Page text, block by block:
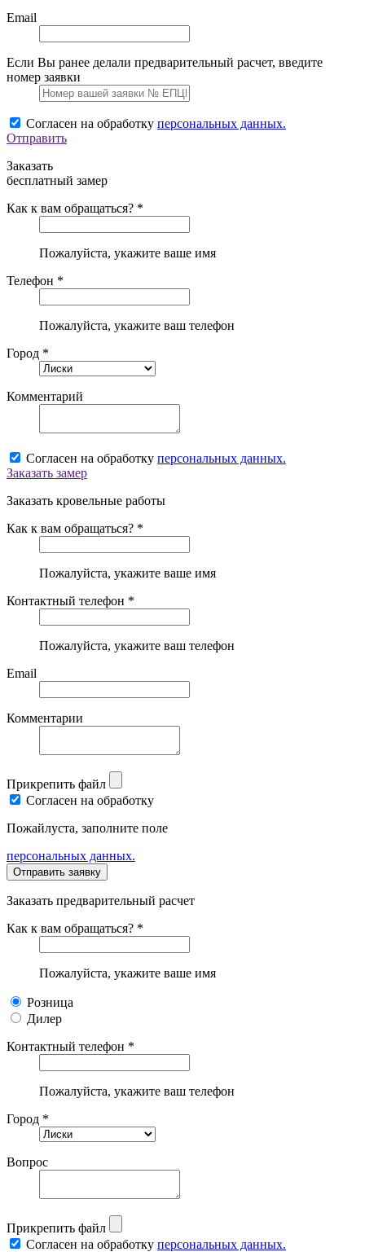
Email
Если Вы ранее делали предварительный расчет, введите
номер заявки
Согласен на обработку персональных данных.
Отправить
Заказать
бесплатный замер
Как к вам обращаться? *
Пожалуйста, укажите ваше имя
Телефон *
Пожалуйста, укажите ваш телефон
Город *
Комментарий
Согласен на обработку персональных данных.
Заказать замер
Заказать кровельные работы
Как к вам обращаться? *
Пожалуйста, укажите ваше имя
Контактный телефон *
Пожалуйста, укажите ваш телефон
Email
Комментарии
Прикрепить файл
Согласен на обработку
Пожайлуста, заполните поле
персональных данных.
Заказать предварительный расчет
Как к вам обращаться? *
Пожалуйста, укажите ваше имя
Розница
Дилер
Контактный телефон *
Пожалуйста, укажите ваш телефон
Город *
Вопрос
Прикрепить файл
Согласен на обработку персональных данных.